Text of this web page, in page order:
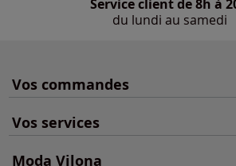
Service client de 8h à
du lundi au samedi
Vos commandes
Vos services
Moda Vilona